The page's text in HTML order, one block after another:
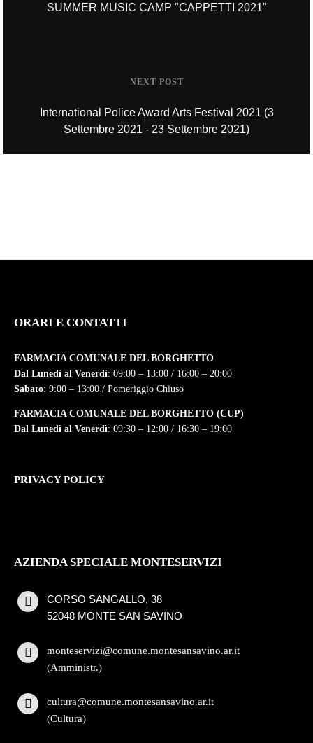
SUMMER MUSIC CAMP "CAPPETTI 2021"
NEXT POST
International Police Award Arts Festival 2021 (3
Settembre 2021 - 23 Settembre 2021)
ORARI E CONTATTI
FARMACIA COMUNALE DEL BORGHETTO
Dal Lunedì al Venerdì: 09:00 – 13:00 / 16:00 – 20:00
Sabato: 9:00 – 13:00 / Pomeriggio Chiuso
FARMACIA COMUNALE DEL BORGHETTO (CUP)
Dal Lunedì al Venerdì: 09:30 – 12:00 / 16:30 – 19:00
PRIVACY POLICY
AZIENDA SPECIALE MONTESERVIZI
CORSO SANGALLO, 38
52048 MONTE SAN SAVINO
monteservizi@comune.montesansavino.ar.it
(Amministr.)
cultura@comune.montesansavino.ar.it
(Cultura)